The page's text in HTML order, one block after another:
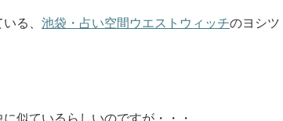
る、 池袋・占い空間ウエストウィッチのヨシツ
似ているらしいのですが・・・